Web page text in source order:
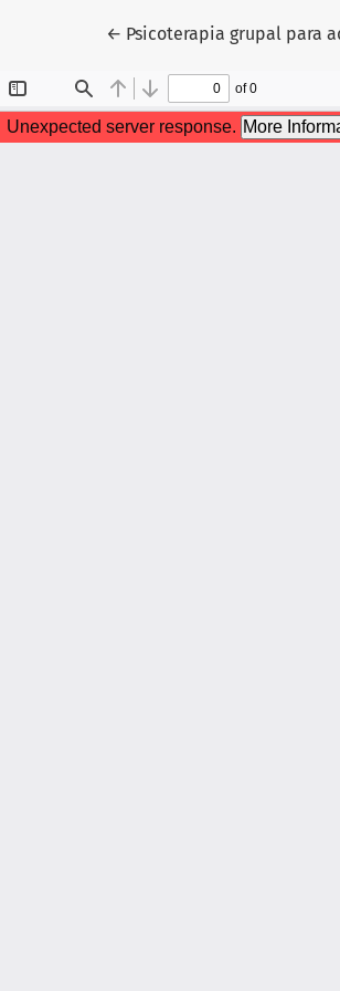
← Volver a los detalles del
Psicoterapia grupal para